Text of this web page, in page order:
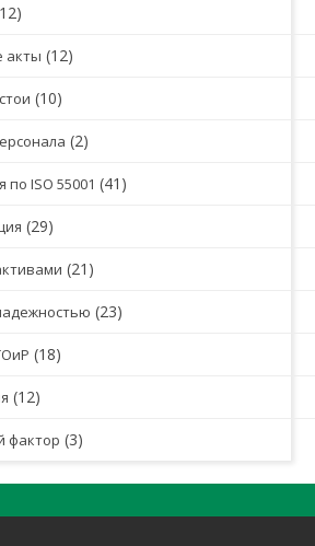
акты (12)
(10)
(2)
ISO 55001 (41)
(29)
(21)
(23)
(18)
(12)
фактор (3)